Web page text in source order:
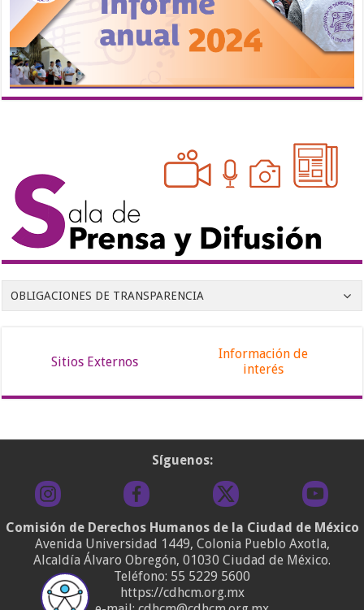
OBLIGACIONES DE TRANSPARENCIA
Sitios Externos
Información de
interés
Síguenos:
Comisión de Derechos Humanos de la Ciudad de México
Avenida Universidad 1449, Colonia Pueblo Axotla,
Alcaldía Álvaro Obregón, 01030 Ciudad de México.
Teléfono: 55 5229 5600
https://cdhcm.org.mx